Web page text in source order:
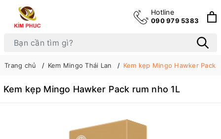
Hotline
090 979 5383
Trang chủ Kem Mingo Thái Lan Kem kẹp Mingo Hawker Pack
Kem kẹp Mingo Hawker Pack rum nho 1L